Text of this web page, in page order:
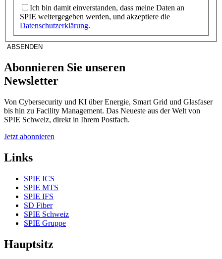
Ich bin damit einverstanden, dass meine Daten an
SPIE weitergegeben werden, und akzeptiere die
Datenschutzerklärung.
ABSENDEN
Abonnieren Sie unseren
Newsletter
Von Cybersecurity und KI über Energie, Smart Grid und Glasfaser
bis hin zu Facility Management. Das Neueste aus der Welt von
SPIE Schweiz, direkt in Ihrem Postfach.
Jetzt abonnieren
Links
SPIE ICS
SPIE MTS
SPIE IFS
SD Fiber
SPIE Schweiz
SPIE Gruppe
Hauptsitz